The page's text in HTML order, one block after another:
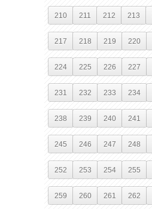
210 211 212 213
217 218 219 220
224 225 226 227
231 232 233 234
238 239 240 241
245 246 247 248
252 253 254 255
259 260 261 262